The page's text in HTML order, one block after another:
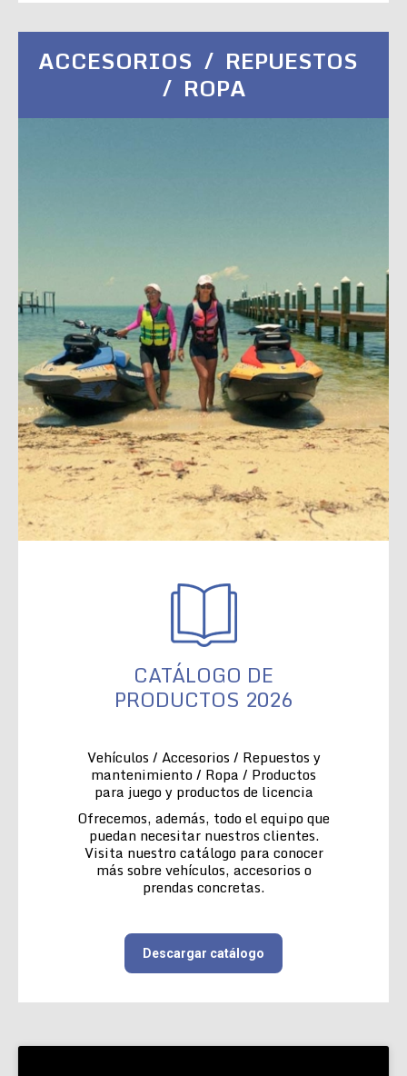
ACCESORIOS / REPUESTOS
/ ROPA
CATÁLOGO DE
PRODUCTOS 2026
Vehículos / Accesorios / Repuestos y
mantenimiento / Ropa / Productos
para juego y productos de licencia
Ofrecemos, además, todo el equipo que
puedan necesitar nuestros clientes.
Visita nuestro catálogo para conocer
más sobre vehículos, accesorios o
prendas concretas.
Descargar catálogo